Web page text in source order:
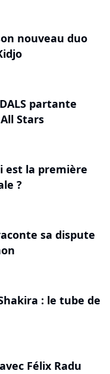
nouveau duo
partante
Stars
est la première
?
sa dispute
: le tube de
Félix Radu